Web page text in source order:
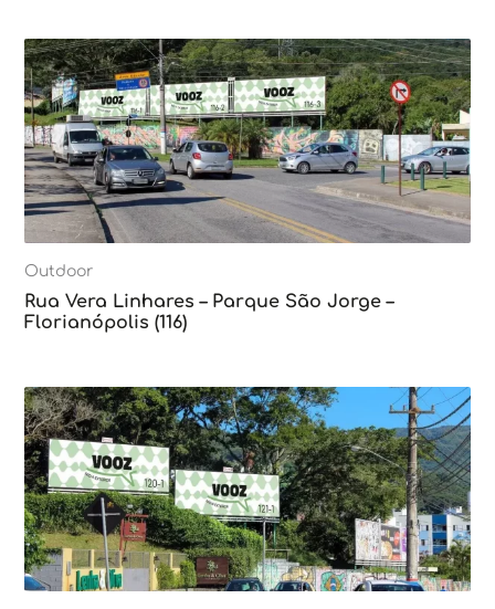
Outdoor
Rua Vera Linhares – Parque São Jorge –
Florianópolis (116)